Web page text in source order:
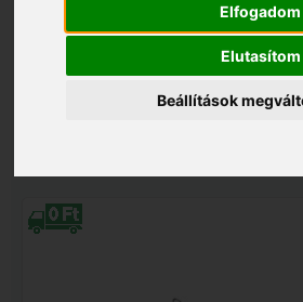
Elfogadom
Elutasítom
Beállítások
S004_80223018-10-42
NORTHWAVE CIPŐ NW FLAT